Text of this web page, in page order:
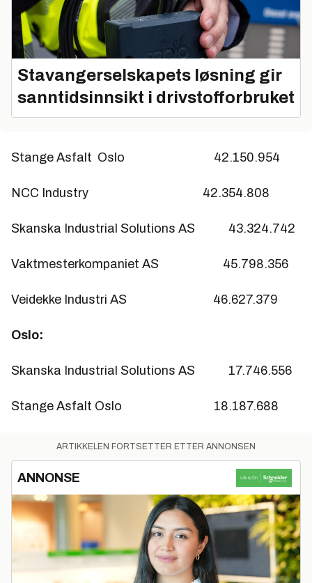
Stavangerselskapets løsning gir
sanntidsinnsikt i drivstofforbruket
Stange Asfalt Oslo 42.150.954
NCC Industry 42.354.808
Skanska Industrial Solutions AS 43.324.742
Vaktmesterkompaniet AS 45.798.356
Veidekke Industri AS 46.627.379
Oslo:
Skanska Industrial Solutions AS 17.746.556
Stange Asfalt Oslo 18.187.688
ARTIKKELEN FORTSETTER ETTER ANNONSEN
ANNONSE